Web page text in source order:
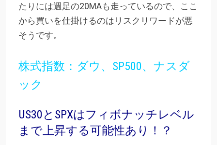
たりには週足の20MAも走っているので、ここ
から買いを仕掛けるのはリスクリワードが悪
そうです。
株式指数：ダウ、SP500、ナスダ
ック
US30とSPXはフィボナッチレベル
まで上昇する可能性あり！？